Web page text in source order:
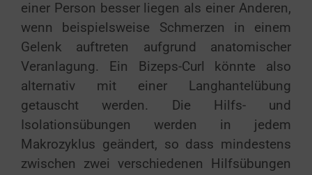
einer Person besser liegen als einer Anderen,
wenn beispielsweise Schmerzen in einem
Gelenk auftreten aufgrund anatomischer
Veranlagung. Ein Bizeps-Curl könnte also
alternativ mit einer Langhantelübung
getauscht werden. Die Hilfs- und
Isolationsübungen werden in jedem
Makrozyklus geändert, so dass mindestens
zwischen zwei verschiedenen Hilfsübungen